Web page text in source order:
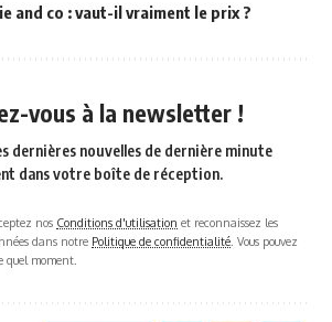
and co : vaut-il vraiment le prix ?
vous à la newsletter !
dernières nouvelles de dernière minute
dans votre boîte de réception.
nos Conditions d'utilisation et reconnaissez les
dans notre Politique de confidentialité . Vous pouvez
quel moment.